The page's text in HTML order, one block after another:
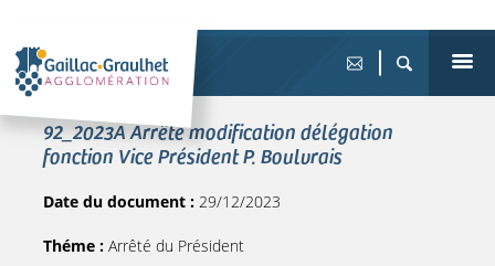
92_2023A Arrêté modification délégation
fonction Vice Président P. Boulvrais
Date du document : 29/12/2023
Théme : Arrêté du Président